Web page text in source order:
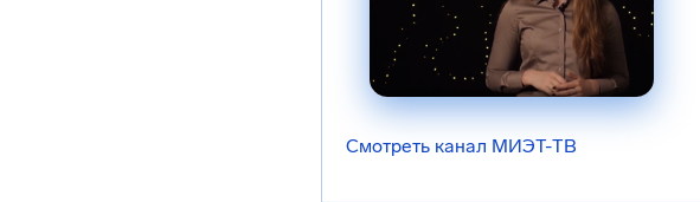
Смотреть канал МИЭТ-ТВ